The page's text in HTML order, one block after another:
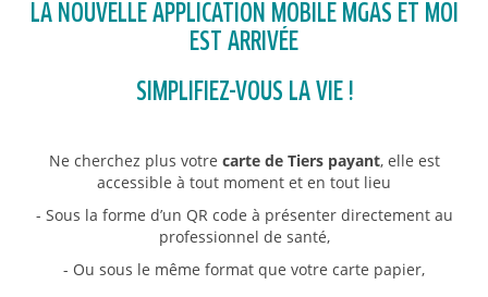
LA NOUVELLE APPLICATION MOBILE MGAS ET MOI
EST ARRIVÉE
SIMPLIFIEZ-VOUS LA VIE !
Ne cherchez plus votre carte de Tiers payant, elle est
accessible à tout moment et en tout lieu
- Sous la forme d’un QR code à présenter directement au
professionnel de santé,
- Ou sous le même format que votre carte papier,